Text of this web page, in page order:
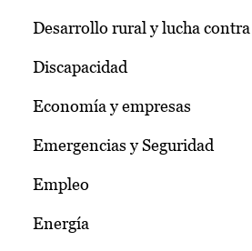
Desarrollo rural y lucha
Discapacidad
Economía y empresas
Emergencias y Seguridad
Empleo
Energía